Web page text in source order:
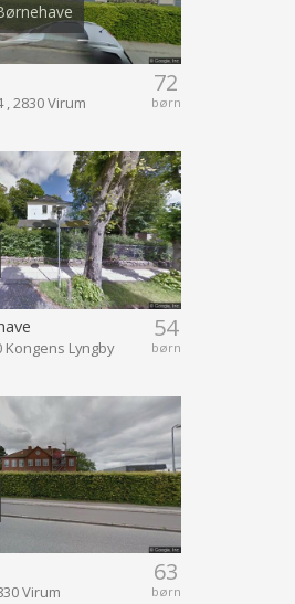
72
børn
2830 Virum
54
børn
Kongens Lyngby
63
børn
Virum